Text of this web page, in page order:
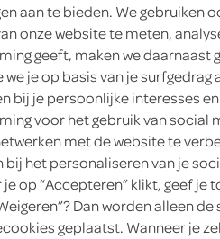
Cijfers En Letters
aan te bieden. We gebruiken
onze website te meten,
geeft, maken we daarnaast
we je op basis van je
bij je persoonlijke interesses
voor het gebruik van social
met de website te
bij het personaliseren van je
je op “Accepteren” klikt, geef
Dan worden alleen
geplaatst. Wanneer je